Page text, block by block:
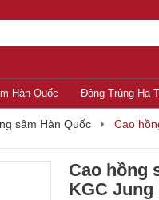
Hàn Quốc Đông Trùng Hạ
sâm Hàn Quốc Cao
Cao hồng
KGC Jung